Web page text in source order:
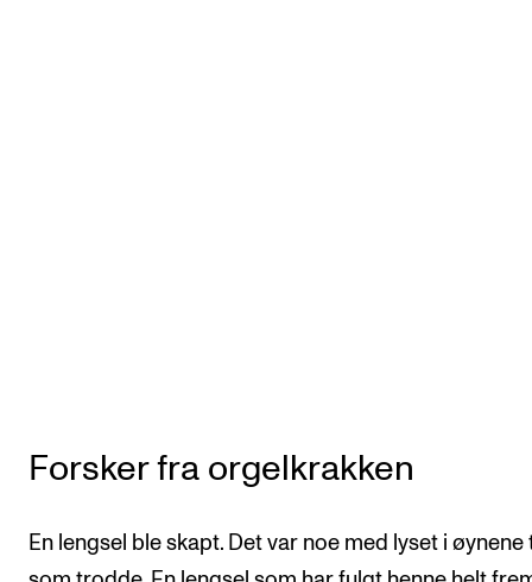
Forsker fra orgelkrakken
En lengsel ble skapt. Det var noe med lyset i øynene